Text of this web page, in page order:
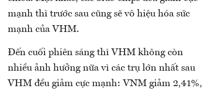
mạnh thì trước sau cũng sẽ vô hiệu hóa sức
mạnh của VHM.
Đến cuối phiên sáng thì VHM không còn
nhiều ảnh hưởng nữa vì các trụ lớn nhất sau
VHM đều giảm cực mạnh: VNM giảm 2,41%,